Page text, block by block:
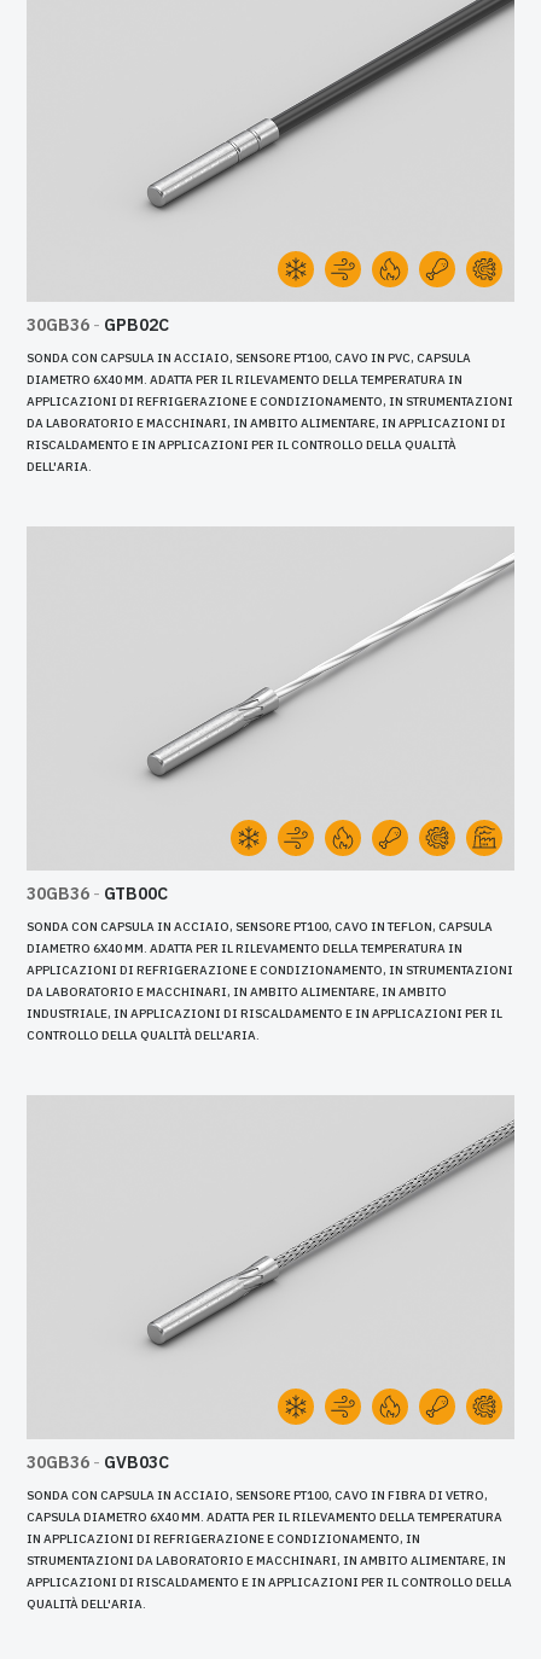
30GB36 - GPB02C
SONDA CON CAPSULA IN ACCIAIO, SENSORE PT100, CAVO IN PVC, CAPSULA
DIAMETRO 6X40 MM. ADATTA PER IL RILEVAMENTO DELLA TEMPERATURA IN
APPLICAZIONI DI REFRIGERAZIONE E CONDIZIONAMENTO, IN STRUMENTAZIONI
DA LABORATORIO E MACCHINARI, IN AMBITO ALIMENTARE, IN APPLICAZIONI DI
RISCALDAMENTO E IN APPLICAZIONI PER IL CONTROLLO DELLA QUALITÀ
DELL'ARIA.
30GB36 - GTB00C
SONDA CON CAPSULA IN ACCIAIO, SENSORE PT100, CAVO IN TEFLON, CAPSULA
DIAMETRO 6X40 MM. ADATTA PER IL RILEVAMENTO DELLA TEMPERATURA IN
APPLICAZIONI DI REFRIGERAZIONE E CONDIZIONAMENTO, IN STRUMENTAZIONI
DA LABORATORIO E MACCHINARI, IN AMBITO ALIMENTARE, IN AMBITO
INDUSTRIALE, IN APPLICAZIONI DI RISCALDAMENTO E IN APPLICAZIONI PER IL
CONTROLLO DELLA QUALITÀ DELL'ARIA.
30GB36 - GVB03C
SONDA CON CAPSULA IN ACCIAIO, SENSORE PT100, CAVO IN FIBRA DI VETRO,
CAPSULA DIAMETRO 6X40 MM. ADATTA PER IL RILEVAMENTO DELLA TEMPERATURA
IN APPLICAZIONI DI REFRIGERAZIONE E CONDIZIONAMENTO, IN
STRUMENTAZIONI DA LABORATORIO E MACCHINARI, IN AMBITO ALIMENTARE, IN
APPLICAZIONI DI RISCALDAMENTO E IN APPLICAZIONI PER IL CONTROLLO DELLA
QUALITÀ DELL'ARIA.